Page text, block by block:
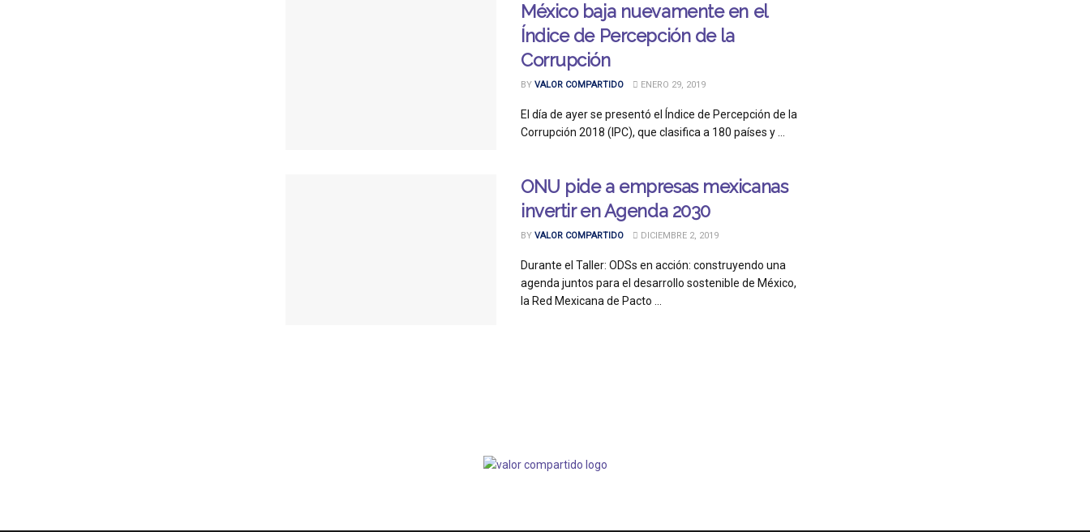
México baja nuevamente en el
Índice de Percepción de la
Corrupción
BY VALOR COMPARTIDO ENERO 29, 2019
El día de ayer se presentó el Índice de Percepción de la
Corrupción 2018 (IPC), que clasifica a 180 países y ...
ONU pide a empresas mexicanas
invertir en Agenda 2030
BY VALOR COMPARTIDO DICIEMBRE 2, 2019
Durante el Taller: ODSs en acción: construyendo una
agenda juntos para el desarrollo sostenible de México,
la Red Mexicana de Pacto ...